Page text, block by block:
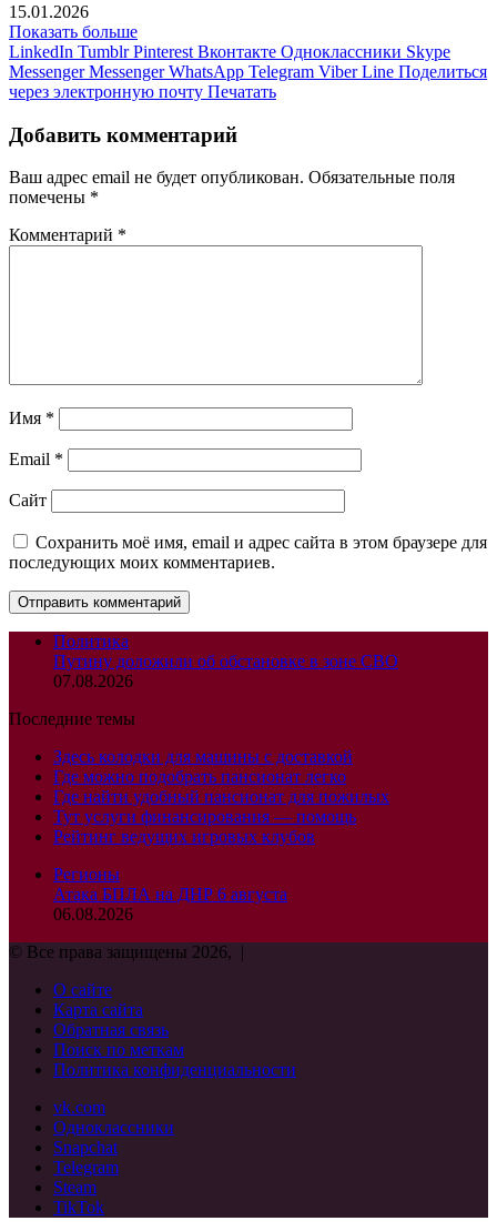
15.01.2026
Показать больше
LinkedIn Tumblr Pinterest Вконтакте Одноклассники Skype
Messenger Messenger WhatsApp Telegram Viber Line Поделиться
через электронную почту Печатать
Добавить комментарий
Ваш адрес email не будет опубликован. Обязательные поля
помечены *
Комментарий *
Имя *
Email *
Сайт
Сохранить моё имя, email и адрес сайта в этом браузере для
последующих моих комментариев.
Политика
Путину доложили об обстановке в зоне СВО
07.08.2026
Последние темы
Здесь колодки для машины с доставкой
Где можно подобрать пансионат легко
Где найти удобный пансионат для пожилых
Тут услуги финансирования — помощь
Рейтинг ведущих игровых клубов
Регионы
Атака БПЛА на ДНР 6 августа
06.08.2026
© Все права защищены 2026, |
О сайте
Карта сайта
Обратная связь
Поиск по меткам
Политика конфиденциальности
vk.com
Одноклассники
Snapchat
Telegram
Steam
TikTok